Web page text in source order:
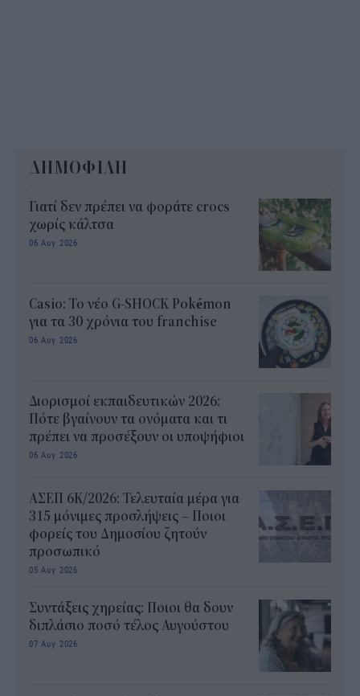
ΔΗΜΟΦΙΛΗ
Γιατί δεν πρέπει να φοράτε crocs
χωρίς κάλτσα
06 Αυγ 2026
Casio: Το νέο G-SHOCK Pokémon
για τα 30 χρόνια του franchise
06 Αυγ 2026
Διορισμοί εκπαιδευτικών 2026:
Πότε βγαίνουν τα ονόματα και τι
πρέπει να προσέξουν οι υποψήφιοι
06 Αυγ 2026
ΑΣΕΠ 6Κ/2026: Τελευταία μέρα για
315 μόνιμες προσλήψεις – Ποιοι
φορείς του Δημοσίου ζητούν
προσωπικό
05 Αυγ 2026
Συντάξεις χηρείας: Ποιοι θα δουν
διπλάσιο ποσό τέλος Αυγούστου
07 Αυγ 2026